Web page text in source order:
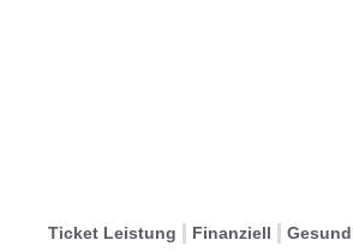
Ticket Leistung Finanziell